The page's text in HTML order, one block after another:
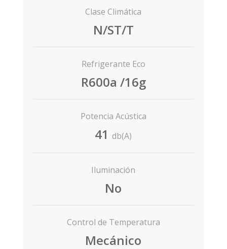
Clase Climática
N/ST/T
Refrigerante Eco
R600a /16g
Potencia Acústica
41 db(A)
Iluminación
No
Control de Temperatura
Mecánico